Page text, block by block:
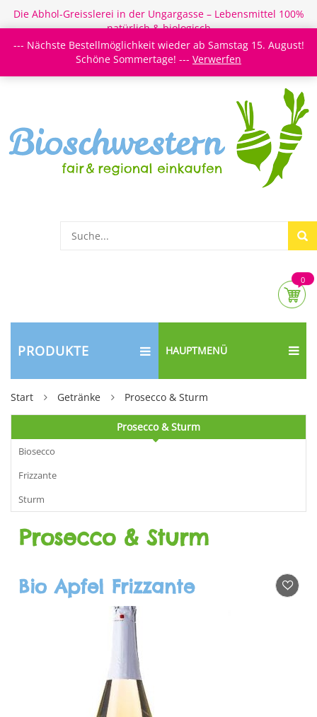
Die Abhol-Greisslerei in der Ungargasse – Lebensmittel 100%
natürlich & biologisch
Login/Register Newsletter Meine Merkzettel
0
PRODUKTE HAUPTMENÜ
Start Getränke Prosecco & Sturm
Prosecco & Sturm
Biosecco
Frizzante
Sturm
Prosecco & Sturm
Bio Apfel Frizzante
--- Nächste Bestellmöglichkeit wieder ab Samstag 15. August!
Schöne Sommertage! --- Verwerfen